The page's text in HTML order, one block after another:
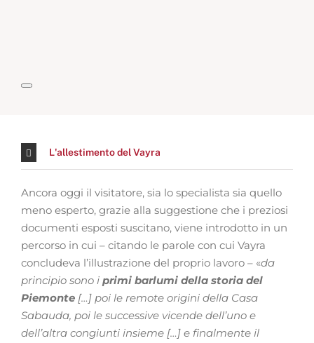
L'allestimento del Vayra
Ancora oggi il visitatore, sia lo specialista sia quello
meno esperto, grazie alla suggestione che i preziosi
documenti esposti suscitano, viene introdotto in un
percorso in cui – citando le parole con cui Vayra
concludeva l’illustrazione del proprio lavoro – «da
principio sono i primi barlumi della storia del
Piemonte[…] poi le remote origini della Casa
Sabauda, poi le successive vicende dell’uno e
dell’altra congiunti insieme […] e finalmente il